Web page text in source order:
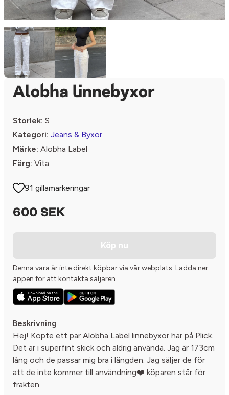
Alobha linnebyxor
Storlek: S
Kategori: Jeans & Byxor
Märke: Alobha Label
Färg: Vita
91 gillamarkeringar
600 SEK
Köp nu
Denna vara är inte direkt köpbar via vår webplats. Ladda ner
appen för att kontakta säljaren
Beskrivning
Hej! Köpte ett par Alobha Label linnebyxor här på Plick.
Det är i superfint skick och aldrig använda. Jag är 173cm
lång och de passar mig bra i längden. Jag säljer de för
att de inte kommer till användning❤️ köparen står för
frakten